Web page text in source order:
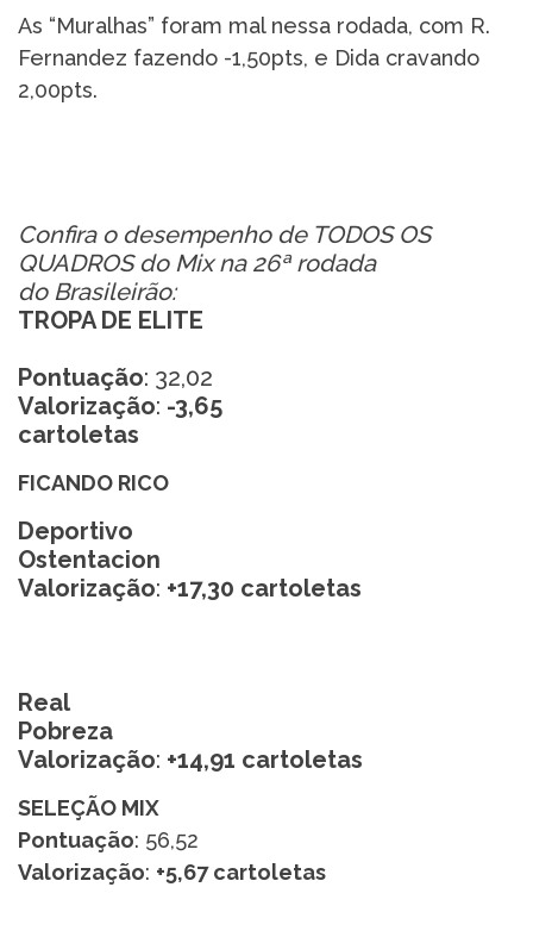
As “Muralhas” foram mal nessa rodada, com R.
Fernandez fazendo -1,50pts, e Dida cravando
2,00pts.
Confira o desempenho de TODOS OS
QUADROS do Mix na 26ª rodada
do Brasileirão:
TROPA DE ELITE
Pontuação: 32,02
Valorização: -3,65
cartoletas
FICANDO RICO
Deportivo
Ostentacion
Valorização: +17,30 cartoletas
Real
Pobreza
Valorização: +14,91 cartoletas
SELEÇÃO MIX
Pontuação: 56,52
Valorização: +5,67 cartoletas